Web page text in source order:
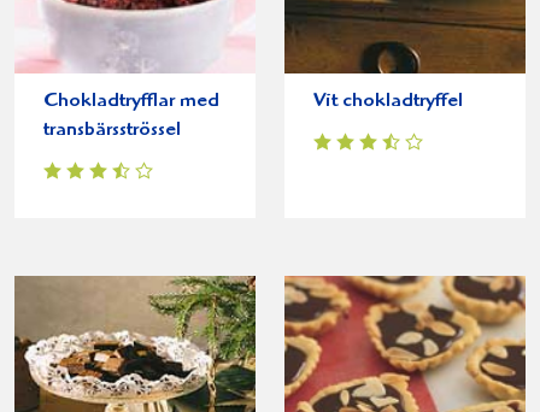
Chokladtryfflar med
transbärsströssel
Vit chokladtryffel